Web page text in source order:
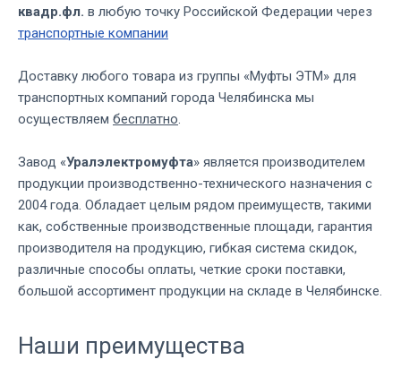
квадр.фл. в любую точку Российской Федерации через
транспортные компании
Доставку любого товара из группы «Муфты ЭТМ» для
транспортных компаний города Челябинска мы
осуществляем бесплатно.
Завод «Уралэлектромуфта» является производителем
продукции производственно-технического назначения с
2004 года. Обладает целым рядом преимуществ, такими
как, собственные производственные площади, гарантия
производителя на продукцию, гибкая система скидок,
различные способы оплаты, четкие сроки поставки,
большой ассортимент продукции на складе в Челябинске.
Наши преимущества